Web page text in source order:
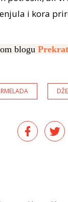
i kora
blogu